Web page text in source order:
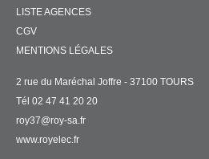
LISTE AGENCES
CGV
MENTIONS LÉGALES
2 rue du Maréchal Joffre - 37100 TOURS
Tél 02 47 41 20 20
roy37@roy-sa.fr
www.royelec.fr